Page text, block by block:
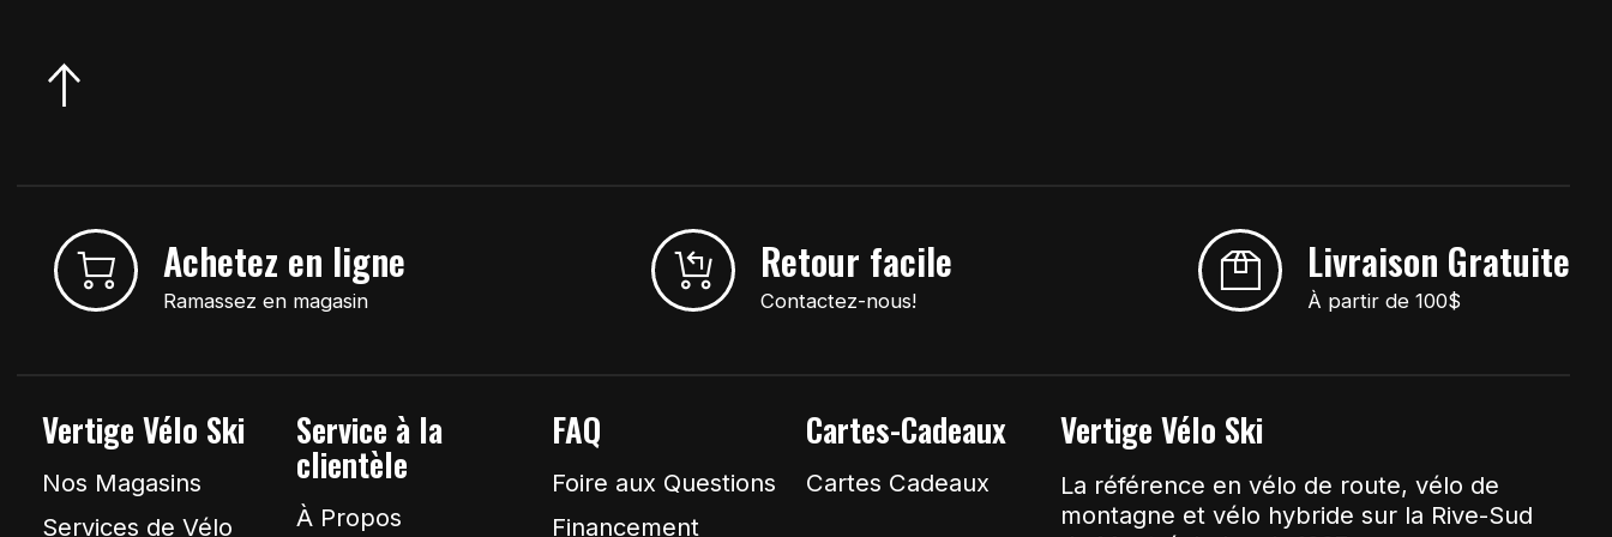
Achetez en ligne
Ramassez en magasin
Retour facile
Contactez-nous!
Livraison Gratuite
À partir de 100$
Vertige Vélo Ski
Nos Magasins
Services de Vélo
Service à la
clientèle
À Propos
FAQ
Foire aux Questions
Financement
Cartes-Cadeaux
Cartes Cadeaux
Vertige Vélo Ski
La référence en vélo de route, vélo de
montagne et vélo hybride sur la Rive-Sud